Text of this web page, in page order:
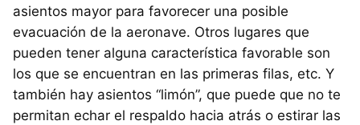
asientos mayor para favorecer una posible
evacuación de la aeronave. Otros lugares que
pueden tener alguna característica favorable son
los que se encuentran en las primeras filas, etc. Y
también hay asientos “limón”, que puede que no te
permitan echar el respaldo hacia atrás o estirar las